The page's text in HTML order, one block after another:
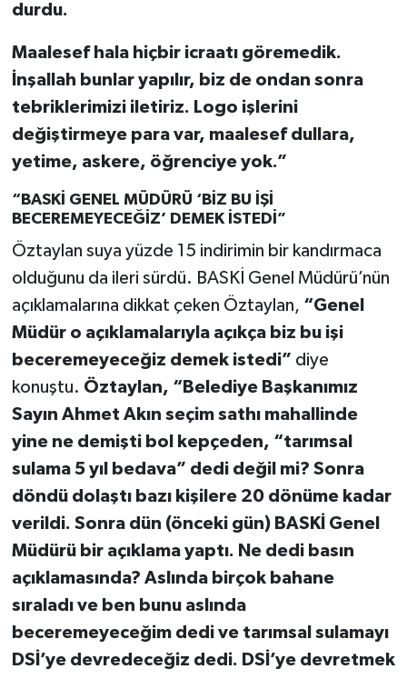
durdu.
Maalesef hala hiçbir icraatı göremedik.
İnşallah bunlar yapılır, biz de ondan sonra
tebriklerimizi iletiriz. Logo işlerini
değiştirmeye para var, maalesef dullara,
yetime, askere, öğrenciye yok.”
“BASKİ GENEL MÜDÜRÜ ‘BİZ BU İŞİ
BECEREMEYECEĞİZ’ DEMEK İSTEDİ”
Öztaylan suya yüzde 15 indirimin bir kandırmaca
olduğunu da ileri sürdü. BASKİ Genel Müdürü’nün
açıklamalarına dikkat çeken Öztaylan, “Genel
Müdür o açıklamalarıyla açıkça biz bu işi
beceremeyeceğiz demek istedi” diye
konuştu. Öztaylan, “Belediye Başkanımız
Sayın Ahmet Akın seçim sathı mahallinde
yine ne demişti bol kepçeden, “tarımsal
sulama 5 yıl bedava” dedi değil mi? Sonra
döndü dolaştı bazı kişilere 20 dönüme kadar
verildi. Sonra dün (önceki gün) BASKİ Genel
Müdürü bir açıklama yaptı. Ne dedi basın
açıklamasında? Aslında birçok bahane
sıraladı ve ben bunu aslında
beceremeyeceğim dedi ve tarımsal sulamayı
DSİ’ye devredeceğiz dedi. DSİ’ye devretmek